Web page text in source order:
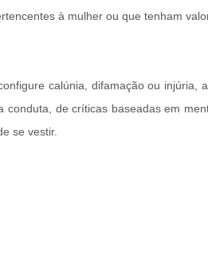
à mulher ou que tenham
calúnia, difamação ou
de críticas baseadas em
se vestir.